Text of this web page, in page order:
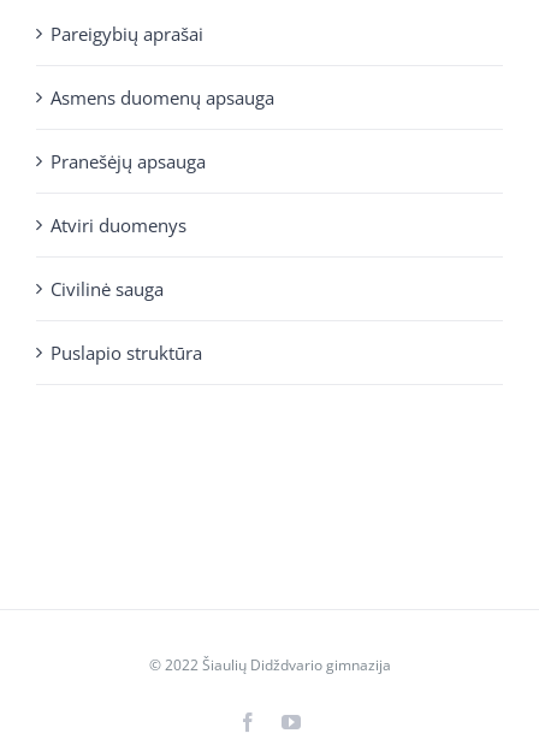
Pareigybių aprašai
Asmens duomenų apsauga
Pranešėjų apsauga
Atviri duomenys
Civilinė sauga
Puslapio struktūra
© 2022 Šiaulių Didždvario gimnazija
FacebookYouTube